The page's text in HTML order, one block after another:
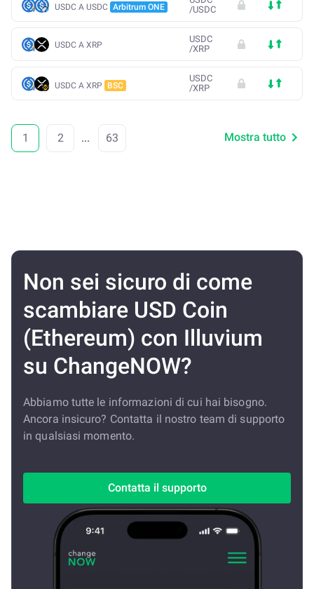
USDC A USDC Arbitrum ONE
/USDC
USDC A XRP
USDC
/XRP
USDC A XRP BSC
USDC
/XRP
1 2 ... 63 Mostra tutto
Non sei sicuro di come
scambiare USD Coin
(Ethereum) con Illuvium
su ChangeNOW?
Abbiamo tutte le informazioni di cui hai bisogno.
Ancora insicuro? Contatta il nostro team di supporto
in qualsiasi momento.
Contatta il supporto